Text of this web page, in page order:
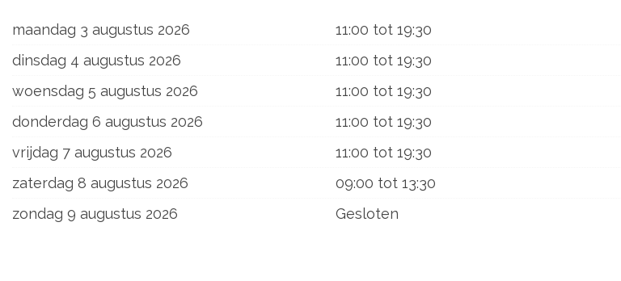
maandag 3 augustus 2026 11:00 tot 19:30
dinsdag 4 augustus 2026
11:00 tot 19:30
woensdag 5 augustus 2026
11:00 tot 19:30
donderdag 6 augustus 2026
11:00 tot 19:30
vrijdag 7 augustus 2026
11:00 tot 19:30
zaterdag 8 augustus 2026
09:00 tot 13:30
zondag 9 augustus 2026
Gesloten